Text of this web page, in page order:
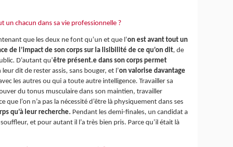
un chacun dans sa vie professionnelle ?
que les deux ne font qu’un et que l’on est avant tout un
de l’impact de son corps sur la lisibilité de ce qu’on dit, de
D’autant qu’être présent.e dans son corps permet
leur dit de rester assis, sans bouger, et l’on valorise davantage
les autres ou qui a toute autre intelligence. Travailler sa
du tonus musculaire dans son maintien, travailler
l’on n’a pas la nécessité d’être là physiquement dans ses
qu’à leur recherche. Pendant les demi-finales, un candidat a
et pour autant il l’a très bien pris. Parce qu’il était là